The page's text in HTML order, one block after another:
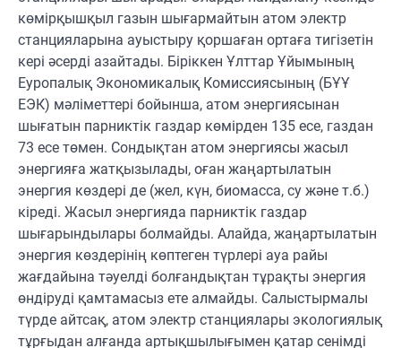
көмірқышқыл газын шығармайтын атом электр
станцияларына ауыстыру қоршаған ортаға тигізетін
кері әсерді азайтады. Біріккен Ұлттар Ұйымының
Еуропалық Экономикалық Комиссиясының (БҰҰ
ЕЭК) мәліметтері бойынша, атом энергиясынан
шығатын парниктік газдар көмірден 135 есе, газдан
73 есе төмен. Сондықтан атом энергиясы жасыл
энергияға жатқызылады, оған жаңартылатын
энергия көздері де (жел, күн, биомасса, су және т.б.)
кіреді. Жасыл энергияда парниктік газдар
шығарындылары болмайды. Алайда, жаңартылатын
энергия көздерінің көптеген түрлері ауа райы
жағдайына тәуелді болғандықтан тұрақты энергия
өндіруді қамтамасыз ете алмайды. Салыстырмалы
түрде айтсақ, атом электр станциялары экологиялық
тұрғыдан алғанда артықшылығымен қатар сенімді